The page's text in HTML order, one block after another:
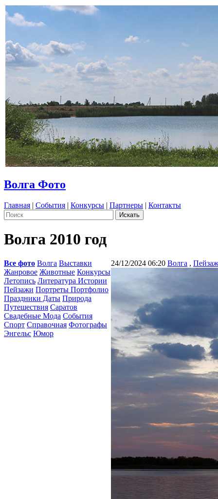
Волга Фото
Главная | События | Конкурсы | Партнеры | Контакты
Волга 2010 год
Все фото Волга Выставки
Жанровое Животные Конкурсы
Летопись Литература Истории
Пейзажи Портреты Портфолио
Праздники Даты Природа
Путешествия Саратов
Свадебные Мода События
Спорт Справочная Фотографы
Энгельс Юмор
24/12/2024 06:20 Волга ,